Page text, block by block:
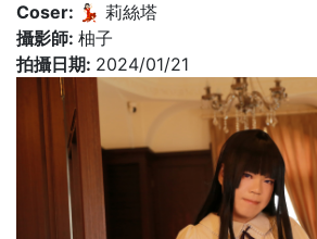
Coser: 💃🏻 莉絲塔
攝影師: 柚子
拍攝日期: 2024/01/21